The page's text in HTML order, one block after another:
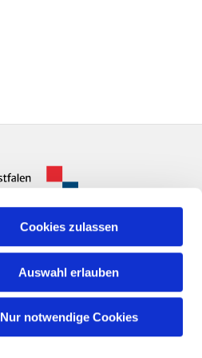
Cookies zulassen
Auswahl erlauben
Nur notwendige Cookies